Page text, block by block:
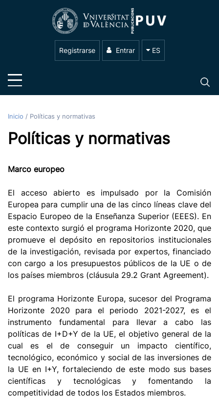
Registrarse Entrar ES
Inicio / Políticas y normativas
Políticas y normativas
Marco europeo
El acceso abierto es impulsado por la Comisión
Europea para cumplir una de las cinco líneas clave del
Espacio Europeo de la Enseñanza Superior (EEES). En
este contexto surgió el programa Horizonte 2020, que
promueve el depósito en repositorios institucionales
de la investigación, revisada por expertos, financiado
con cargo a los presupuestos públicos de la UE o de
los países miembros (cláusula 29.2 Grant Agreement).
El programa Horizonte Europa, sucesor del Programa
Horizonte 2020 para el periodo 2021-2027, es el
instrumento fundamental para llevar a cabo las
políticas de I+D+Y de la UE, el objetivo general de la
cual es el de conseguir un impacto científico,
tecnológico, económico y social de las inversiones de
la UE en I+Y, fortaleciendo de este modo sus bases
científicas y tecnológicas y fomentando la
competitividad de todos los Estados miembros.